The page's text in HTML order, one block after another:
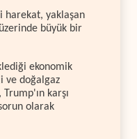
harekat, yaklaşan
büyük bir
ekonomik
ve doğalgaz
karşı
olarak